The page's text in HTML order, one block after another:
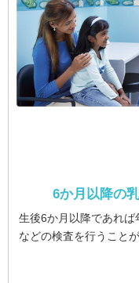
6か月以降の
⽣後6か⽉以降であれ
などの検査を⾏うことが